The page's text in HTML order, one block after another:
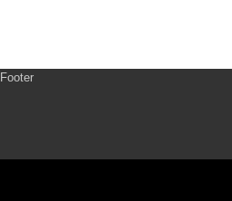
Footer